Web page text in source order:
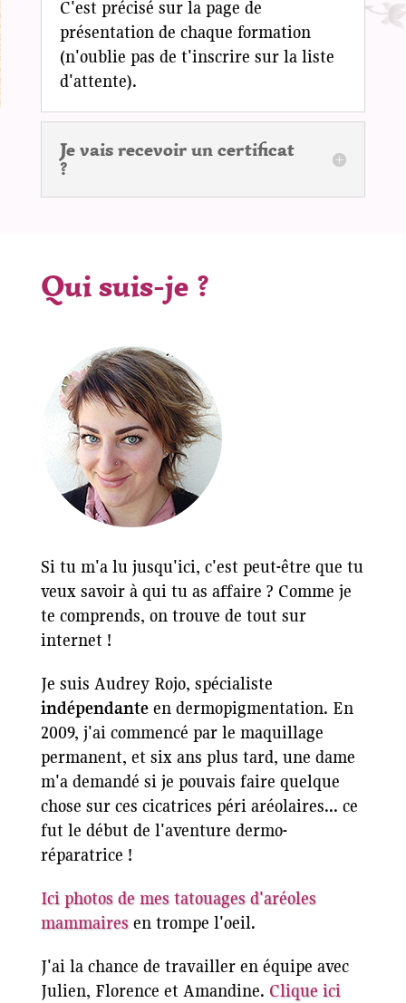
C'est précisé sur la page de
présentation de chaque formation
(n'oublie pas de t'inscrire sur la liste
d'attente).
Je vais recevoir un certificat
?
Qui suis-je ?
Si tu m'a lu jusqu'ici, c'est peut-être que tu
veux savoir à qui tu as affaire ? Comme je
te comprends, on trouve de tout sur
internet !
Je suis Audrey Rojo, spécialiste
indépendanteen dermopigmentation. En
2009, j'ai commencé par le maquillage
permanent, et six ans plus tard, une dame
m'a demandé si je pouvais faire quelque
chose sur ces cicatrices péri aréolaires... ce
fut le début de l'aventure dermo-
réparatrice !
Ici photos de mes tatouages d'aréoles
mammairesen trompe l'oeil.
J'ai la chance de travailler en équipe avec
Julien, Florence et Amandine. Clique ici